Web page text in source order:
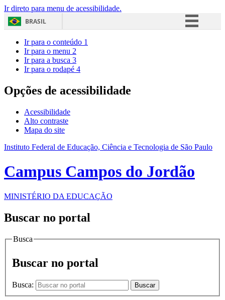
Ir direto para menu de acessibilidade.
BRASIL
Acesso à informação
Ir para o conteúdo 1
Ir para o menu 2
Ir para a busca 3
Ir para o rodapé 4
Opções de acessibilidade
Acessibilidade
Alto contraste
Mapa do site
Instituto Federal de Educação, Ciência e Tecnologia de São Paulo
Campus Campos do Jordão
MINISTÉRIO DA EDUCAÇÃO
Buscar no portal
Busca
Buscar no portal
Busca: Buscar